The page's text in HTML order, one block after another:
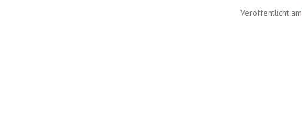
Veröffentlicht am